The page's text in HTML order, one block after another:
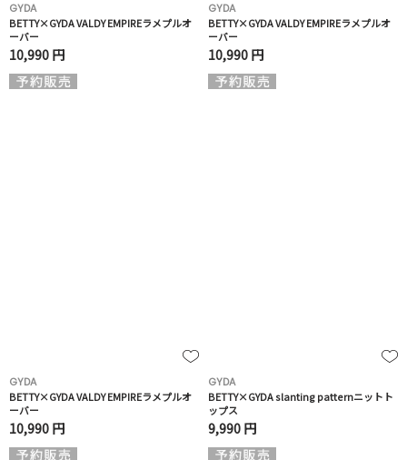
GYDA
BETTY×GYDA VALDY EMPIREラメプルオ
ーバー
10,990 円
GYDA
BETTY×GYDA VALDY EMPIREラメプルオ
ーバー
10,990 円
GYDA
BETTY×GYDA VALDY EMPIREラメプルオ
ーバー
10,990 円
GYDA
BETTY×GYDA slanting patternニットト
ップス
9,990 円